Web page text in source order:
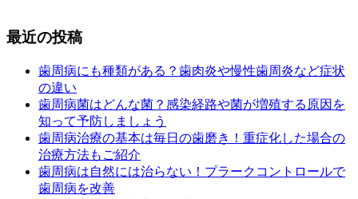
最近の投稿
歯周病にも種類がある？歯肉炎や慢性歯周炎など症状
の違い
歯周病菌はどんな菌？感染経路や菌が増殖する原因を
知って予防しましょう
歯周病治療の基本は毎日の歯磨き！重症化した場合の
治療方法もご紹介
歯周病は自然には治らない！プラークコントロールで
歯周病を改善